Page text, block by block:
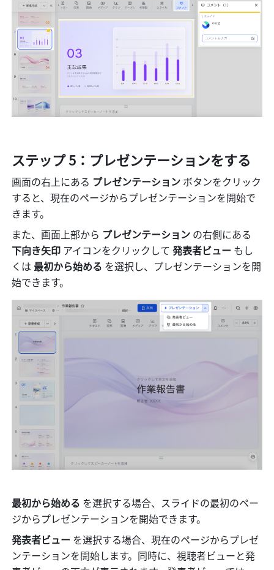
ステップ 5：プレゼンテーションをする
画面の右上にある プレゼンテーション ボタンをクリック
すると、現在のページからプレゼンテーションを開始で
きます。
また、画面上部から プレゼンテーション
下向き矢印 アイコンをクリックして 発表者ビュー もし
くは 最初から始める を選択し、プレゼンテーションを開
始できます。
最初から始める を選択する場合、スライドの最初のペー
ジからプレゼンテーションを開始できます。
発表者ビュー を選択する場合、現在のページからプレゼ
ンテーションを開始します。同時に、視聴者ビューと発